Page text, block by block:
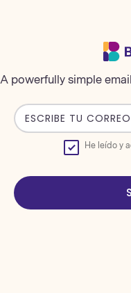
A powerfully simple
He leído y